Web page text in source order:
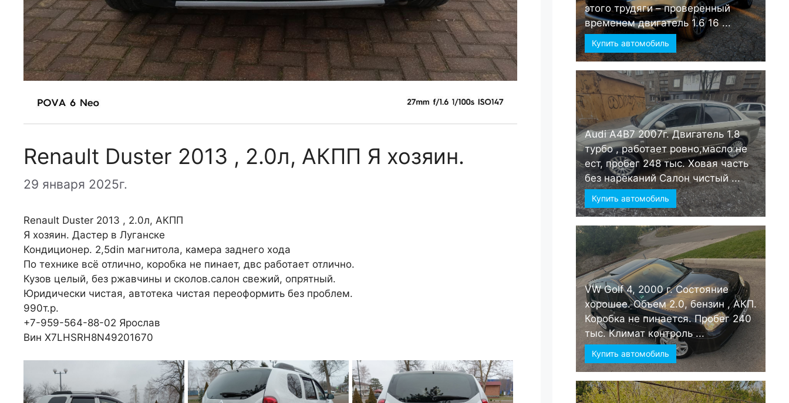
Renault Duster 2013 , 2.0л, АКПП Я хозяин.
29 января 2025г.
Renault Duster 2013 , 2.0л, АКПП
Я хозяин. Дастер в Луганске
Кондиционер. 2,5din магнитола, камера заднего хода
По технике всё отлично, коробка не пинает, двс работает отлично.
Кузов целый, без ржавчины и сколов.салон свежий, опрятный.
Юридически чистая, автотека чистая переоформить без проблем.
990т.р.
+7-959-564-88-02 Ярослав
Вин X7LHSRH8N49201670
этого трудяги – проверенный
временем двигатель 1.6 16 ...
Купить автомобиль
Audi А4B7 2007г. Двигатель 1.8
турбо , работает ровно,масло не
ест, пробег 248 тыс. Ховая часть
без нареканий Салон чистый ...
Купить автомобиль
VW Golf 4, 2000 г. Состояние
хорошее. Объем 2.0, бензин , АКП.
Коробка не пинается. Пробег 240
тыс. Климат контроль ...
Купить автомобиль